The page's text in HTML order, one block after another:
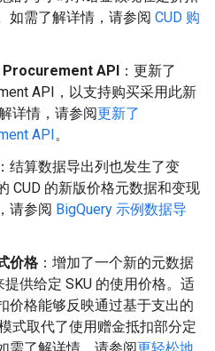
如需了解详情，请参阅 CUD 购
API ：更新了
API，以支持购买采用此新
详情，请参阅更新了
API。
：结算数据导出列也发生了变
CUD 的新版价格元数据和变现
请参阅 BigQuery 示例数据导
价格 ：增加了一个新的元数据
提供给定 SKU 的使用价格。适
价格能够反映通过基于支出的
式取代了使用赠金抵扣部分定